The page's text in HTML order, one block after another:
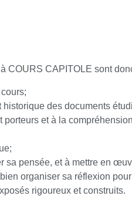
COURS CAPITOLE sont
historique des documents
et à la
sa pensée, et à mettre en
organiser sa réflexion
rigoureux et construits.